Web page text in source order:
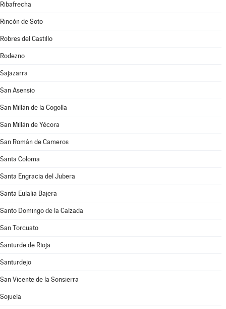
Ribafrecha
Rincón de Soto
Robres del Castillo
Rodezno
Sajazarra
San Asensio
San Millán de la Cogolla
San Millán de Yécora
San Román de Cameros
Santa Coloma
Santa Engracia del Jubera
Santa Eulalia Bajera
Santo Domingo de la Calzada
San Torcuato
Santurde de Rioja
Santurdejo
San Vicente de la Sonsierra
Sojuela